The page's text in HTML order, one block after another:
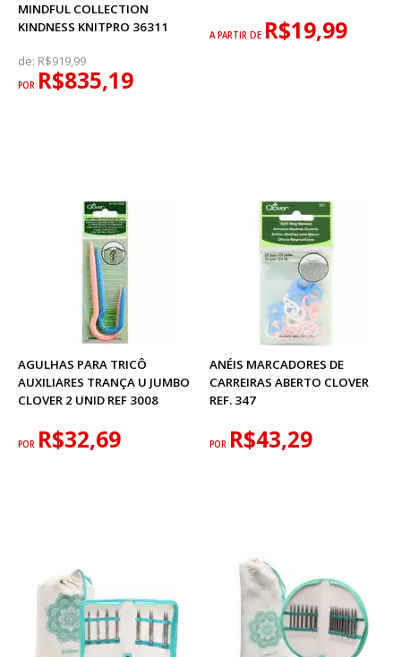
MINDFUL COLLECTION
KINDNESS KNITPRO 36311
de: R$919,99
POR R$835,19
A PARTIR DE R$19,99
AGULHAS PARA TRICÔ
AUXILIARES TRANÇA U JUMBO
CLOVER 2 UNID REF 3008
POR R$32,69
ANÉIS MARCADORES DE
CARREIRAS ABERTO CLOVER
REF. 347
POR R$43,29